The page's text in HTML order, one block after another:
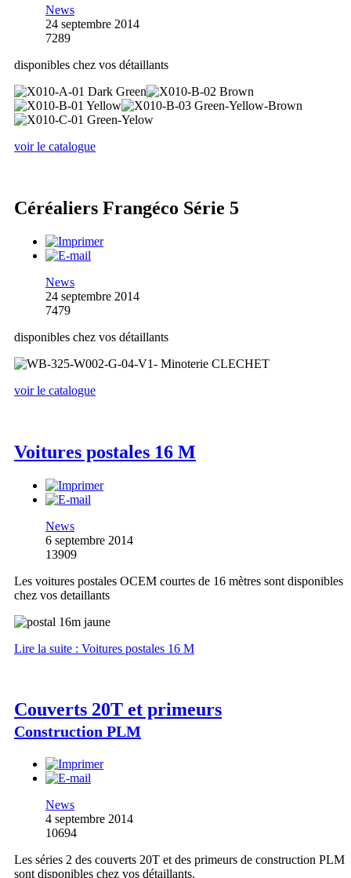
News
24 septembre 2014
7289
disponibles chez vos détaillants
voir le catalogue
Céréaliers Frangéco Série 5
News
24 septembre 2014
7479
disponibles chez vos détaillants
voir le catalogue
Voitures postales 16 M
News
6 septembre 2014
13909
Les voitures postales OCEM courtes de 16 mètres sont disponibles
chez vos detaillants
Lire la suite : Voitures postales 16 M
Couverts 20T et primeurs
Construction PLM
News
4 septembre 2014
10694
Les séries 2 des couverts 20T et des primeurs de construction PLM
sont disponibles chez vos détaillants.